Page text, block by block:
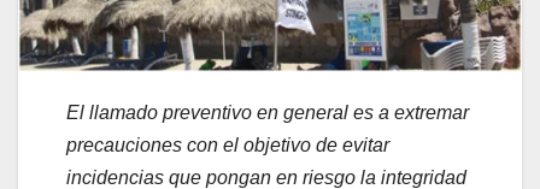
El llamado preventivo en general es a extremar
precauciones con el objetivo de evitar
incidencias que pongan en riesgo la integridad